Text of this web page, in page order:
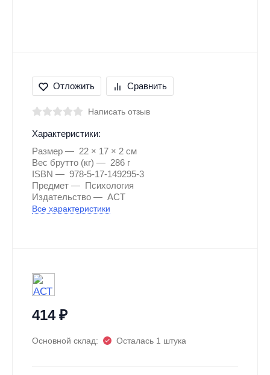
Отложить Сравнить
Написать отзыв
Характеристики:
Размер
22 × 17 × 2 см
Вес брутто (кг)
286 г
ISBN
978-5-17-149295-3
Предмет
Психология
Издательство
АСТ
Все характеристики
414₽
Основной склад: Осталась 1 штука